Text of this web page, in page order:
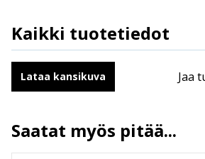
Kaikki tuotetiedot
Ilmestymispäivä
6.4.2022
ALV
Sivumäärä
leveys x korkeus x paksuus
Lataa kansikuva Jaa
Saatat myös pitää...